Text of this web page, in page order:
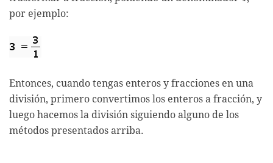
por ejemplo:
Entonces, cuando tengas enteros y fracciones en una
división, primero convertimos los enteros a fracción, y
luego hacemos la división siguiendo alguno de los
métodos presentados arriba.